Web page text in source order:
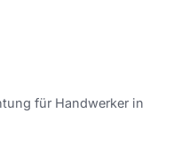
für Handwerker in